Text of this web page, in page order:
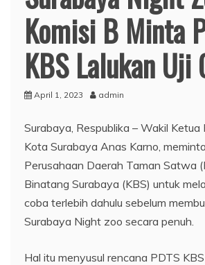
Komisi B Minta
KBS Lalukan Uji
April 1, 2023 admin
Surabaya, Respublika – Wakil Ketua
Kota Surabaya Anas Karno,
Perusahaan Daerah Taman Satwa
Binatang Surabaya (KBS) untuk
coba terlebih dahulu sebelum
Surabaya Night zoo secara penuh.
Hal itu menyusul rencana PDTS